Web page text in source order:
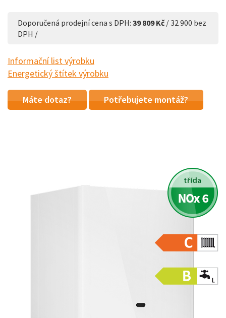
Doporučená prodejní cena s DPH: 39 809 Kč/ 32 900 bez
DPH /
Informační list výrobku
Energetický štítek výrobku
Máte dotaz? Potřebujete montáž?